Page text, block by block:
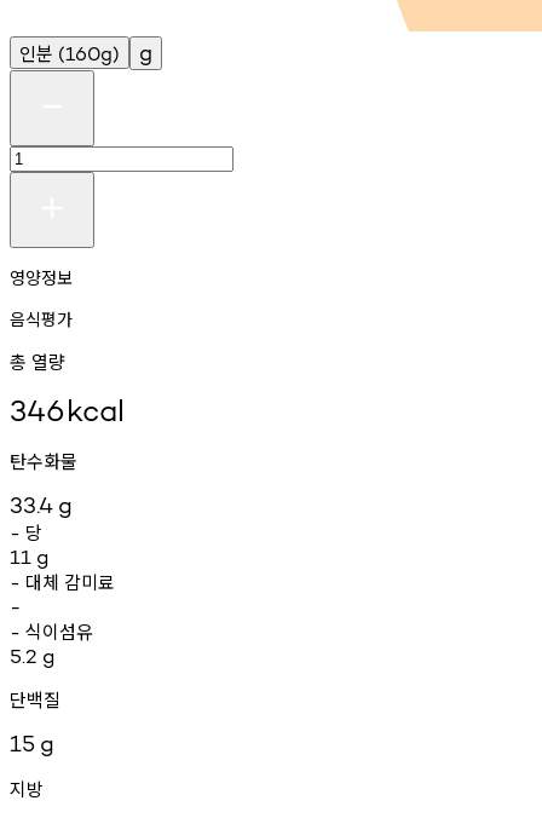
인분 (160g) g
영양정보
음식평가
총 열량
346kcal
탄수화물
33.4 g
- 당
11 g
- 대체 감미료
-
- 식이섬유
5.2 g
단백질
15 g
지방